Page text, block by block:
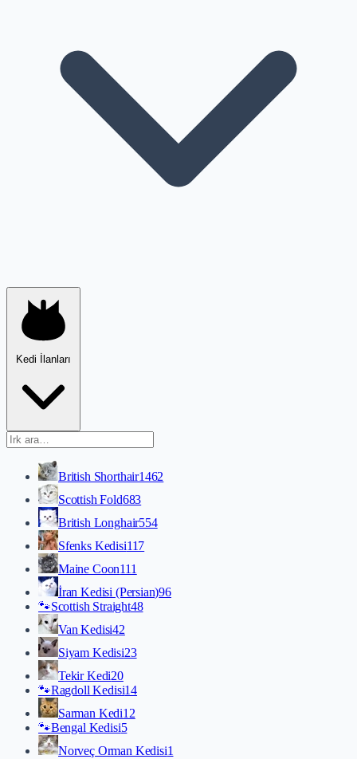
Kedi İlanları
British Shorthair1462
Scottish Fold683
British Longhair554
Sfenks Kedisi117
Maine Coon111
İran Kedisi (Persian)96
🐾Scottish Straight48
Van Kedisi42
Siyam Kedisi23
Tekir Kedi20
🐾Ragdoll Kedisi14
Sarman Kedi12
🐾Bengal Kedisi5
Norveç Orman Kedisi1